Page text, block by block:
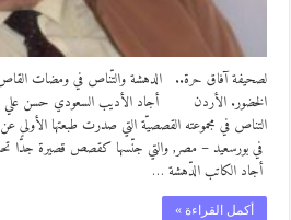
لصحيفة آفاق حرة.. الدهشة والتّناص في ومضات
الخضور. الأردن أجاد الأديب السعودي حسن علي
التناص في مجموعته القصصيّة التي صدرت طبعتها الأولى
في بورسعيد – مصر, والتي جنّسها كقصص قصيرة جدًّا
أجاد الكاتب الدّهشة …
أكمل القراءة »